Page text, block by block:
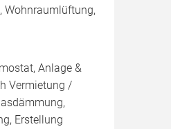
Wohnraumlüftung,
Anlage &
Vermietung /
Erstellung